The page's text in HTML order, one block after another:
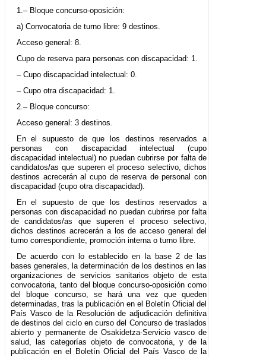
1.– Bloque concurso-oposición:
a) Convocatoria de turno libre: 9 destinos.
Acceso general: 8.
Cupo de reserva para personas con discapacidad: 1.
– Cupo discapacidad intelectual: 0.
– Cupo otra discapacidad: 1.
2.– Bloque concurso:
Acceso general: 3 destinos.
En el supuesto de que los destinos reservados a
personas con discapacidad intelectual (cupo
discapacidad intelectual) no puedan cubrirse por falta de
candidatos/as que superen el proceso selectivo, dichos
destinos acrecerán al cupo de reserva de personal con
discapacidad (cupo otra discapacidad).
En el supuesto de que los destinos reservados a
personas con discapacidad no puedan cubrirse por falta
de candidatos/as que superen el proceso selectivo,
dichos destinos acrecerán a los de acceso general del
turno correspondiente, promoción interna o turno libre.
De acuerdo con lo establecido en la base 2 de las
bases generales, la determinación de los destinos en las
organizaciones de servicios sanitarios objeto de esta
convocatoria, tanto del bloque concurso-oposición como
del bloque concurso, se hará una vez que queden
determinadas, tras la publicación en el Boletín Oficial del
País Vasco de la Resolución de adjudicación definitiva
de destinos del ciclo en curso del Concurso de traslados
abierto y permanente de Osakidetza-Servicio vasco de
salud, las categorías objeto de convocatoria, y de la
publicación en el Boletín Oficial del País Vasco de la